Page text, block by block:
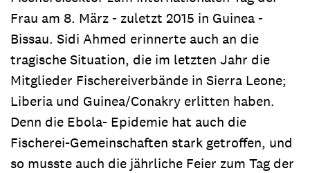
Frau am 8. März - zuletzt 2015 in Guinea -
Bissau. Sidi Ahmed erinnerte auch an die
tragische Situation, die im letzten Jahr die
Mitglieder Fischereiverbände in Sierra Leone;
Liberia und Guinea/Conakry erlitten haben.
Denn die Ebola- Epidemie hat auch die
Fischerei-Gemeinschaften stark getroffen, und
so musste auch die jährliche Feier zum Tag der